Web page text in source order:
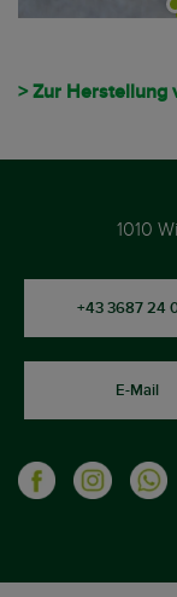
> Zur Herstellung
1010
+43 3687 24
E-Mail